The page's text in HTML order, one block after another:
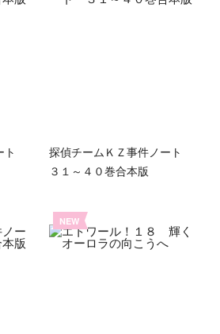
ト
探偵チームＫＺ事件ノート
３１～４０巻合本版
NEW